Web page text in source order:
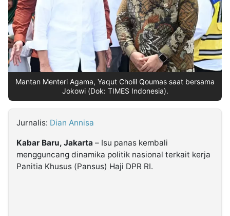
Insight
NTB
Suara
Time
Lens
IDN
Daily
Jogja
Jalan
Rakyat
Idealita
News
Kita
Notice
Dinamikapost.com
Radar
Baru
Seedbacklink
Follow
Kabarbaru
Mantan Menteri Agama, Yaqut Cholil Qoumas saat bersama
Jokowi (Dok: TIMES Indonesia).
Jurnalis: Dian Annisa
Kabar Baru, Jakarta – Isu panas kembali
mengguncang dinamika politik nasional terkait kerja
Panitia Khusus (Pansus) Haji DPR RI.